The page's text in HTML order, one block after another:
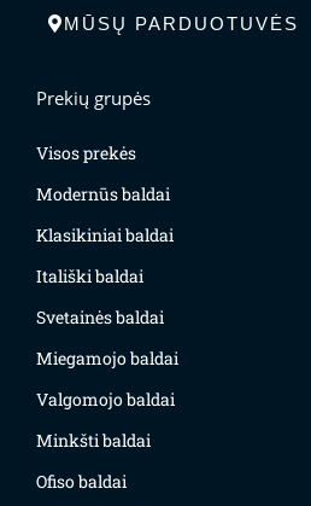
MŪSŲ PARDUOTUVĖS
Prekių grupės
Visos prekės
Modernūs baldai
Klasikiniai baldai
Itališki baldai
Svetainės baldai
Miegamojo baldai
Valgomojo baldai
Minkšti baldai
Ofiso baldai